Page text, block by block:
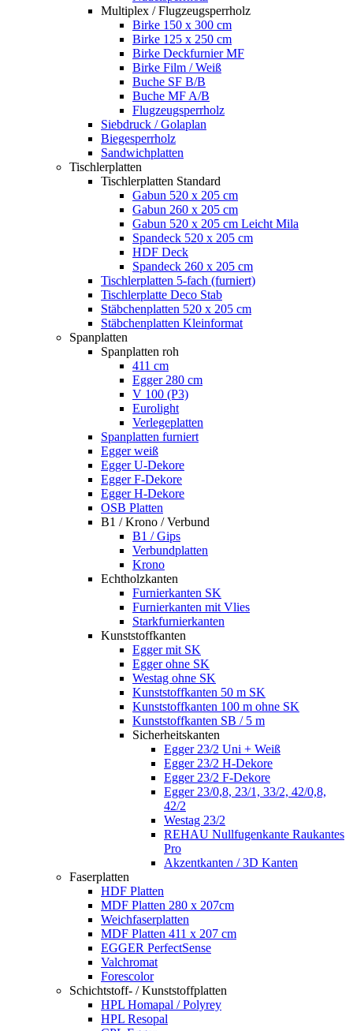
Multiplex / Flugzeugsperrholz
Birke 150 x 300 cm
Birke 125 x 250 cm
Birke Deckfurnier MF
Birke Film / Weiß
Buche SF B/B
Buche MF A/B
Flugzeugsperrholz
Siebdruck / Golaplan
Biegesperrholz
Sandwichplatten
Tischlerplatten
Tischlerplatten Standard
Gabun 520 x 205 cm
Gabun 260 x 205 cm
Gabun 520 x 205 cm Leicht Mila
Spandeck 520 x 205 cm
HDF Deck
Spandeck 260 x 205 cm
Tischlerplatten 5-fach (furniert)
Tischlerplatte Deco Stab
Stäbchenplatten 520 x 205 cm
Stäbchenplatten Kleinformat
Spanplatten
Spanplatten roh
411 cm
Egger 280 cm
V 100 (P3)
Eurolight
Verlegeplatten
Spanplatten furniert
Egger weiß
Egger U-Dekore
Egger F-Dekore
Egger H-Dekore
OSB Platten
B1 / Krono / Verbund
B1 / Gips
Verbundplatten
Krono
Echtholzkanten
Furnierkanten SK
Furnierkanten mit Vlies
Starkfurnierkanten
Kunststoffkanten
Egger mit SK
Egger ohne SK
Westag ohne SK
Kunststoffkanten 50 m SK
Kunststoffkanten 100 m ohne SK
Kunststoffkanten SB / 5 m
Sicherheitskanten
Egger 23/2 Uni + Weiß
Egger 23/2 H-Dekore
Egger 23/2 F-Dekore
Egger 23/0,8, 23/1, 33/2, 42/0,8,
42/2
Westag 23/2
REHAU Nullfugenkante Raukantes
Pro
Akzentkanten / 3D Kanten
Faserplatten
HDF Platten
MDF Platten 280 x 207cm
Weichfaserplatten
MDF Platten 411 x 207 cm
EGGER PerfectSense
Valchromat
Forescolor
Schichtstoff- / Kunststoffplatten
HPL Homapal / Polyrey
HPL Resopal